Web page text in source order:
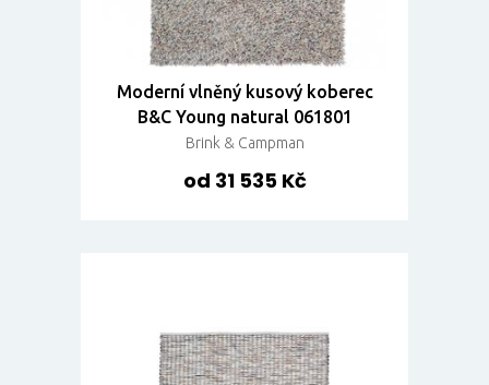
Moderní vlněný kusový koberec
B&C Young natural 061801
Brink & Campman
od 31 535 Kč